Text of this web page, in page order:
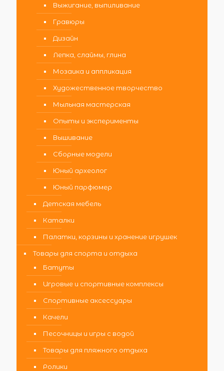
Выжигание, выпиливание
Гравюры
Дизайн
Лепка, слаймы, глина
Мозаика и аппликация
Художественное творчество
Мыльная мастерская
Опыты и эксперименты
Вышивание
Сборные модели
Юный археолог
Юный парфюмер
Детская мебель
Каталки
Палатки, корзины и хранение игрушек
Товары для спорта и отдыха
Батуты
Игровые и спортивные комплексы
Спортивные аксессуары
Качели
Песочницы и игры с водой
Товары для пляжного отдыха
Ролики